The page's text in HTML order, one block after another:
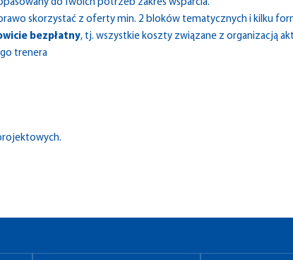
do Twoich potrzeb zakres wsparcia.
skorzystać z oferty min. 2 bloków tematycznych i kilku
bezpłatny, tj. wszystkie koszty związane z organizacją
trenera